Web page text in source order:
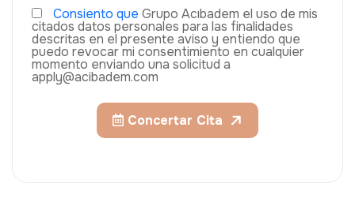
Consiento que Grupo Acıbadem el uso de mis
citados datos personales para las finalidades
descritas en el presente aviso y entiendo que
puedo revocar mi consentimiento en cualquier
momento enviando una solicitud a
apply@acibadem.com
Concertar Cita